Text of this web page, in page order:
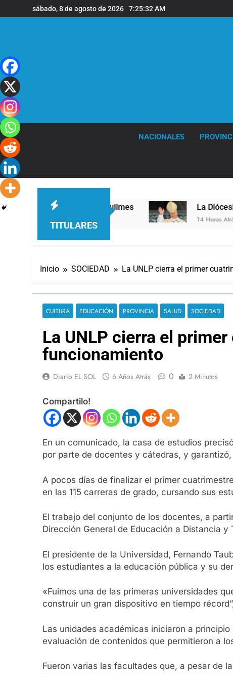
al
sábado, 8 de agosto de 2026 7:25:33 AM
NACIONALES
TITULARES
en la sede de Quilmes La Diócesis de
14 Horas Atrás
Inicio SOCIEDAD La UNLP cierra el primer
CULTURA EDUCACIÓN PROVINCIA SALUD SOCIEDAD
La UNLP cierra el
funcionamiento
Diario EL SOL 6 Años Atrás 0 2 Minutos
Compartilo!
En un comunicado, la casa de estudios
por parte de docentes y cátedras, y
A pocos días de finalizar el primer
en las 115 carreras de grado, cursando sus
El trabajo del conjunto de los docentes, a
Dirección General de Educación a Distancia
El presidente de la Universidad, Fernando
los estudiantes a la educación pública y su
«Fuimos una de las primeras universidades
construir un gran dispositivo en tiempo
Las unidades académicas iniciaron a
evaluación de contenidos que permitieron a
Fueron varias las facultades que, a pesar de